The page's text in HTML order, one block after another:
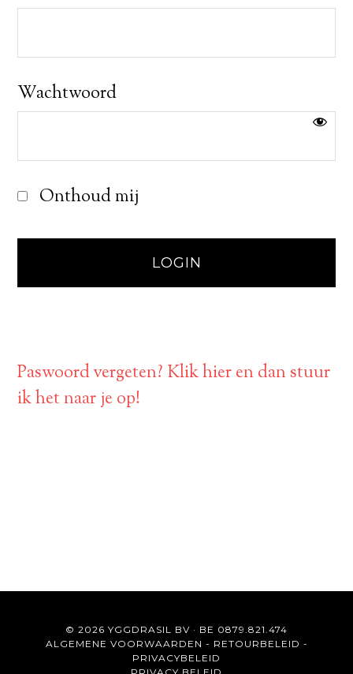
Wachtwoord
Onthoud mij
Paswoord vergeten? Klik hier en dan stuur
ik het naar je op!
© 2026 YGGDRASIL BV · BE 0879.821.474
ALGEMENE VOORWAARDEN - RETOURBELEID -
PRIVACYBELEID